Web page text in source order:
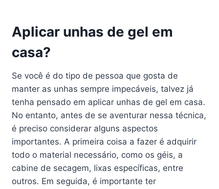
Aplicar unhas de gel em
casa?
Se você é do tipo de pessoa que gosta de
manter as unhas sempre impecáveis, talvez já
tenha pensado em aplicar unhas de gel em casa.
No entanto, antes de se aventurar nessa técnica,
é preciso considerar alguns aspectos
importantes. A primeira coisa a fazer é adquirir
todo o material necessário, como os géis, a
cabine de secagem, lixas específicas, entre
outros. Em seguida, é importante ter